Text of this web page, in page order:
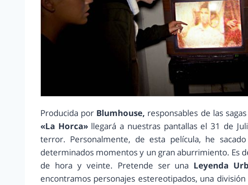
Producida por Blumhouse, responsables de las sagas
«La Horca»llegará a nuestras pantallas el 31 de
terror. Personalmente, de esta película, he
determinados momentos y un gran aburrimiento. Es
de hora y veinte. Pretende ser una Leyenda
encontramos personajes estereotipados, una